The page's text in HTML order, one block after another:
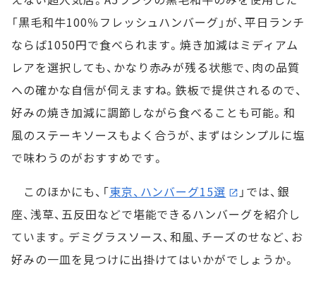
「黒毛和牛100％フレッシュハンバーグ」が、平日ランチ
ならば1050円で食べられます。焼き加減はミディアム
レアを選択しても、かなり赤みが残る状態で、肉の品質
への確かな自信が伺えますね。鉄板で提供されるので、
好みの焼き加減に調節しながら食べることも可能。和
風のステーキソースもよく合うが、まずはシンプルに塩
で味わうのがおすすめです。
このほかにも、「東京、ハンバーグ15選
」では、銀
座、浅草、五反田などで堪能できるハンバーグを紹介し
ています。デミグラスソース、和風、チーズのせなど、お
好みの一皿を見つけに出掛けてはいかがでしょうか。